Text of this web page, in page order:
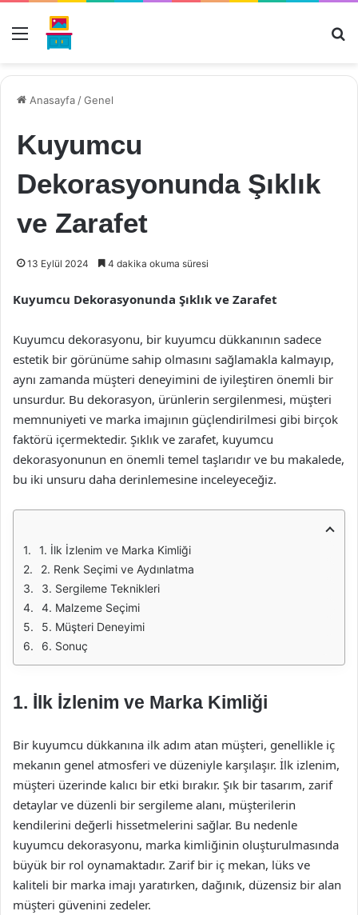
Menü
Anasayfa /Genel
Kuyumcu
Dekorasyonunda Şıklık
ve Zarafet
13 Eylül 2024 4 dakika okuma süresi
Kuyumcu Dekorasyonunda Şıklık ve Zarafet
Kuyumcu dekorasyonu, bir kuyumcu dükkanının sadece
estetik bir görünüme sahip olmasını sağlamakla kalmayıp,
aynı zamanda müşteri deneyimini de iyileştiren önemli bir
unsurdur. Bu dekorasyon, ürünlerin sergilenmesi, müşteri
memnuniyeti ve marka imajının güçlendirilmesi gibi birçok
faktörü içermektedir. Şıklık ve zarafet, kuyumcu
dekorasyonunun en önemli temel taşlarıdır ve bu makalede,
bu iki unsuru daha derinlemesine inceleyeceğiz.
1. İlk İzlenim ve Marka Kimliği
2. Renk Seçimi ve Aydınlatma
3. Sergileme Teknikleri
4. Malzeme Seçimi
5. Müşteri Deneyimi
6. Sonuç
1. İlk İzlenim ve Marka Kimliği
Bir kuyumcu dükkanına ilk adım atan müşteri, genellikle iç
mekanın genel atmosferi ve düzeniyle karşılaşır. İlk izlenim,
müşteri üzerinde kalıcı bir etki bırakır. Şık bir tasarım, zarif
detaylar ve düzenli bir sergileme alanı, müşterilerin
kendilerini değerli hissetmelerini sağlar. Bu nedenle
kuyumcu dekorasyonu, marka kimliğinin oluşturulmasında
büyük bir rol oynamaktadır. Zarif bir iç mekan, lüks ve
kaliteli bir marka imajı yaratırken, dağınık, düzensiz bir alan
müşteri güvenini zedeler.